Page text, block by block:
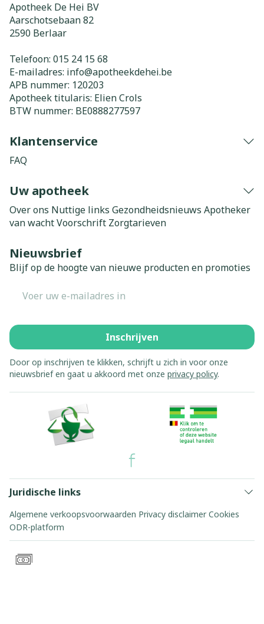
Apotheek De Hei BV
Aarschotsebaan 82
2590 Berlaar
Telefoon: 015 24 15 68
E-mailadres: info@apotheekdehei.be
APB nummer: 120203
Apotheek titularis: Elien Crols
BTW nummer: BE0888277597
Klantenservice
FAQ
Uw apotheek
Over ons Nuttige links Gezondheidsnieuws Apotheker
van wachtVoorschrift Zorgtarieven
Nieuwsbrief
Blijf op de hoogte van nieuwe producten en promoties
Inschrijven
Door op inschrijven te klikken, schrijft u zich in voor onze
nieuwsbrief en gaat u akkoord met onze privacy policy.
Juridische links
Algemene verkoopsvoorwaarden Privacy disclaimer Cookies
ODR-platform